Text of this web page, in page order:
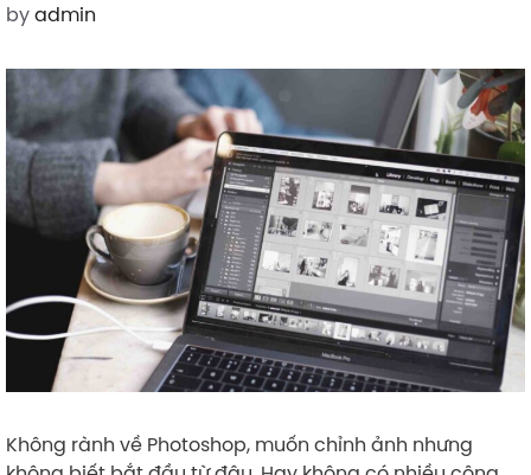
byadmin
Không rành về Photoshop, muốn chỉnh ảnh nhưng